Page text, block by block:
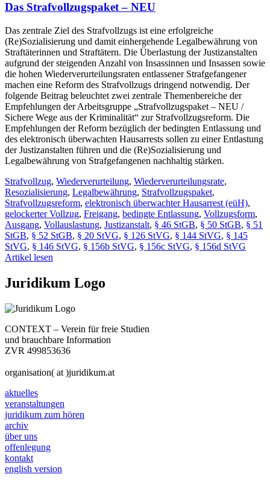
Das Strafvollzugspaket – NEU
Das zentrale Ziel des Strafvollzugs ist eine erfolgreiche
(Re)Sozialisierung und damit einhergehende Legalbewährung von
Straftäterinnen und Straftätern. Die Überlastung der Justizanstalten
aufgrund der steigenden Anzahl von Insassinnen und Insassen sowie
die hohen Wiederverurteilungsraten entlassener Strafgefangener
machen eine Reform des Strafvollzugs dringend notwendig. Der
folgende Beitrag beleuchtet zwei zentrale Themenbereiche der
Empfehlungen der Arbeitsgruppe „Strafvollzugspaket – NEU /
Sichere Wege aus der Kriminalität“ zur Strafvollzugsreform. Die
Empfehlungen der Reform bezüglich der bedingten Entlassung und
des elektronisch überwachten Hausarrests sollen zu einer Entlastung
der Justizanstalten führen und die (Re)Sozialisierung und
Legalbewährung von Strafgefangenen nachhaltig stärken.
Strafvollzug, Wiederverurteilung, Wiederverurteilungsrate,
Resozialisierung, Legalbewährung, Strafvollzugspaket,
Strafvollzugsreform, elektronisch überwachter Hausarrest (eüH),
gelockerter Vollzug, Freigang, bedingte Entlassung, Vollzugsform,
Ausgang, Vollauslastung, Justizanstalt, § 46 StGB, § 50 StGB, § 51
StGB, § 52 StGB, § 20 StVG, § 126 StVG, § 144 StVG, § 145
StVG, § 146 StVG, § 156b StVG, § 156c StVG, § 156d StVG
Artikel lesen
Juridikum Logo
CONTEXT – Verein für freie Studien
und brauchbare Information
ZVR 499853636
organisation( at )juridikum.at
aktuelles
veranstaltungen
juridikum zum hören
archiv
über uns
offenlegung
kontakt
english version